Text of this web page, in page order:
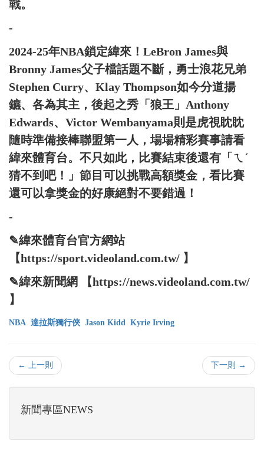
戰。
-
2024-25年NBA鎖定緯來！LeBron James與
Bronny James父子檔話題不斷，勇士浪花兄弟
Stephen Curry、Klay Thompson如今分道揚
鑣、各為其主，後起之秀「狼王」Anthony
Edwards、Victor Wembanyama則是虎視眈眈
隨時準備接棒聯盟第一人，場場精彩賽事請看
緯來體育台。不只如此，比賽結束後還有「ㄟˊ
猜不到吧！」節目可以挑戰高額獎金，看比賽
還可以拿獎金的好康絕對不要錯過！
-
✎緯來體育台官方網站
【https://sport.videoland.com.tw/ 】
✎緯來新聞網 【https://news.videoland.com.tw/
】
NBA 達拉斯獨行俠 Jason Kidd Kyrie Irving
← 上一則 下一則 →
新聞專區NEWS